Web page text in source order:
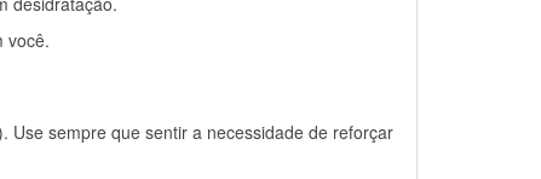
você.
Use sempre que sentir a necessidade de reforçar